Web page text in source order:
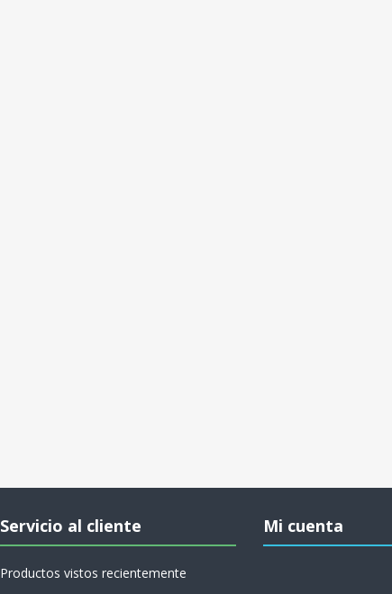
Servicio al cliente
Productos vistos recientemente
Mi cuenta